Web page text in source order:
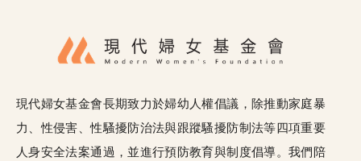
現代婦女基金會長期致力於婦幼人權倡議，除推動家庭暴
力、性侵害、性騷擾防治法與跟蹤騷擾防制法等四項重要
人身安全法案通過，並進行預防教育與制度倡導。我們陪